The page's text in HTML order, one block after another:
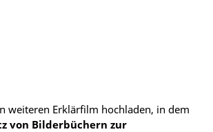
weiteren Erklärfilm hochladen, in dem
von Bilderbüchern zur